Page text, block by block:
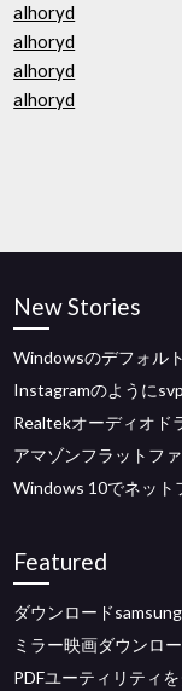
alhoryd
alhoryd
alhoryd
alhoryd
New Stories
Windowsのデフォル
Instagramのように
Realtekオーディオド
アマゾンフラットフ
Windows 10でネット
Featured
ダウンロード
ミラー映画ダウンロ
PDFユーティリティ